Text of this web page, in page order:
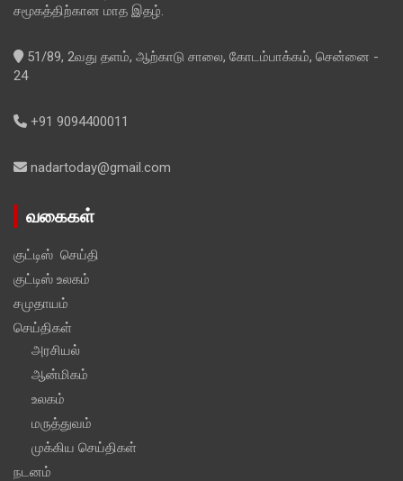
சமூகத்திற்கான மாத இதழ்.
51/89, 2வது தளம், ஆற்காடு சாலை, கோடம்பாக்கம், சென்னை -
24
+91 9094400011
nadartoday@gmail.com
வகைகள்
குட்டிஸ் செய்தி
குட்டிஸ் உலகம்
சமுதாயம்
செய்திகள்
அரசியல்
ஆன்மிகம்
உலகம்
மருத்துவம்
முக்கிய செய்திகள்
நடனம்